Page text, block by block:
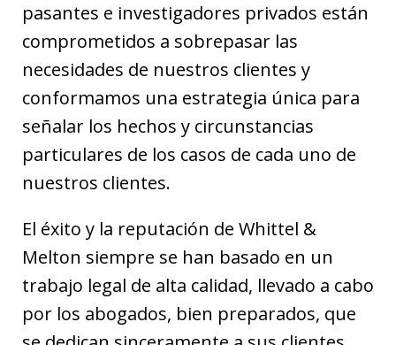
pasantes e investigadores privados están
comprometidos a sobrepasar las
necesidades de nuestros clientes y
conformamos una estrategia única para
señalar los hechos y circunstancias
particulares de los casos de cada uno de
nuestros clientes.
El éxito y la reputación de Whittel &
Melton siempre se han basado en un
trabajo legal de alta calidad, llevado a cabo
por los abogados, bien preparados, que